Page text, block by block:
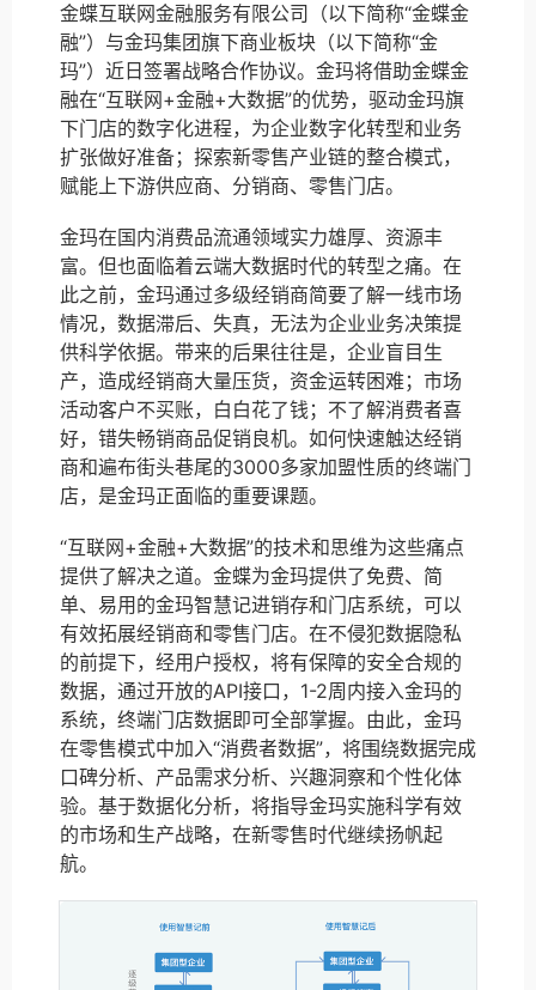
金蝶互联网金融服务有限公司（以下简称“金蝶金
融”）与金玛集团旗下商业板块（以下简称“金
玛”）近日签署战略合作协议。金玛将借助金蝶金
融在“互联网+金融+大数据”的优势，驱动金玛旗
下门店的数字化进程，为企业数字化转型和业务
扩张做好准备；探索新零售产业链的整合模式，
赋能上下游供应商、分销商、零售门店。
金玛在国内消费品流通领域实力雄厚、资源丰
富。但也面临着云端大数据时代的转型之痛。在
此之前，金玛通过多级经销商简要了解一线市场
情况，数据滞后、失真，无法为企业业务决策提
供科学依据。带来的后果往往是，企业盲目生
产，造成经销商大量压货，资金运转困难；市场
活动客户不买账，白白花了钱；不了解消费者喜
好，错失畅销商品促销良机。如何快速触达经销
商和遍布街头巷尾的3000多家加盟性质的终端门
店，是金玛正面临的重要课题。
“互联网+金融+大数据”的技术和思维为这些痛点
提供了解决之道。金蝶为金玛提供了免费、简
单、易用的金玛智慧记进销存和门店系统，可以
有效拓展经销商和零售门店。在不侵犯数据隐私
的前提下，经用户授权，将有保障的安全合规的
数据，通过开放的API接口，1-2周内接入金玛的
系统，终端门店数据即可全部掌握。由此，金玛
在零售模式中加入“消费者数据”，将围绕数据完成
口碑分析、产品需求分析、兴趣洞察和个性化体
验。基于数据化分析，将指导金玛实施科学有效
的市场和生产战略，在新零售时代继续扬帆起
航。